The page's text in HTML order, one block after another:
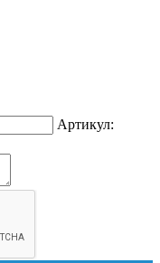
Артикул: